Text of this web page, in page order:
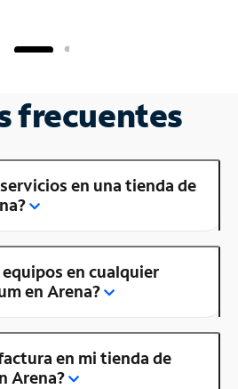
frecuentes
en una tienda de
en cualquier
en Arena?
en mi tienda de
Arena?